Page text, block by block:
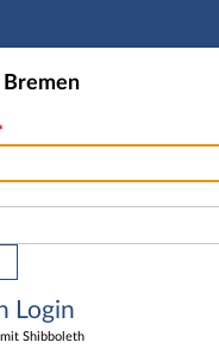
Hauptnavigation
Shibboleth Login
Login
Shibboleth